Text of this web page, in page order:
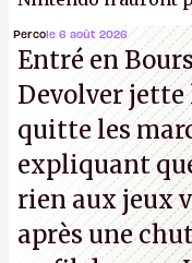
la mort judiciaires
strike à tour de
d'étaler sa
souvenirs
Percole 6 août 2026
Entré en
Devolver jette
quitte les
expliquant
rien aux jeux
après une